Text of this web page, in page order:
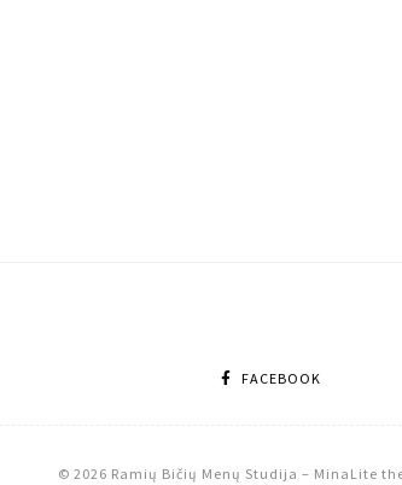
FACEBOOK
© 2026 Ramių Bičių Menų Studija – MinaLite